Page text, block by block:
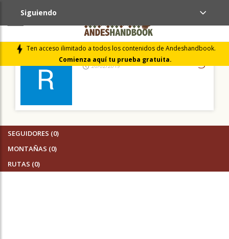
Ten acceso ilimitado a todos los contenidos de Andeshandbook.
Comienza aquí tu prueba gratuita.
Siguiendo
Roberto Manieu Arenas
26/02/2019 3
SEGUIDORES (0)
MONTAÑAS (0)
RUTAS (0)